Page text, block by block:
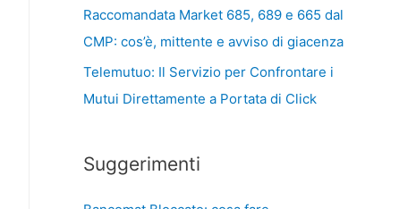
Raccomandata Market 685, 689 e 665 dal
CMP: cos’è, mittente e avviso di giacenza
Telemutuo: Il Servizio per Confrontare i
Mutui Direttamente a Portata di Click
Suggerimenti